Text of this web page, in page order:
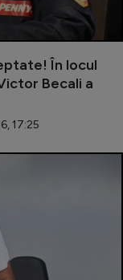
În locul
Becali a
17:25